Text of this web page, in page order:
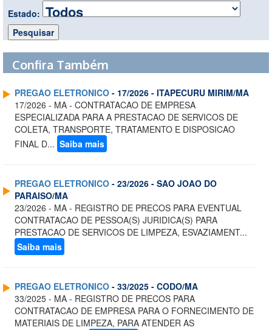
Estado:
Confira Também
PREGAO ELETRONICO - 17/2026 - ITAPECURU MIRIM/MA
17/2026 - MA - CONTRATACAO DE EMPRESA
ESPECIALIZADA PARA A PRESTACAO DE SERVICOS DE
COLETA, TRANSPORTE, TRATAMENTO E DISPOSICAO
FINAL D... Saiba mais
PREGAO ELETRONICO - 23/2026 - SAO JOAO DO
PARAISO/MA
23/2026 - MA - REGISTRO DE PRECOS PARA EVENTUAL
CONTRATACAO DE PESSOA(S) JURIDICA(S) PARA
PRESTACAO DE SERVICOS DE LIMPEZA, ESVAZIAMENT...
Saiba mais
PREGAO ELETRONICO - 33/2025 - CODO/MA
33/2025 - MA - REGISTRO DE PRECOS PARA
CONTRATACAO DE EMPRESA PARA O FORNECIMENTO DE
MATERIAIS DE LIMPEZA, PARA ATENDER AS